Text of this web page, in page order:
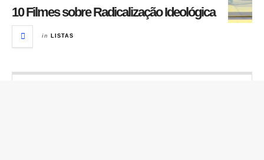
10 Filmes sobre Radicalização Ideológica
in LISTAS